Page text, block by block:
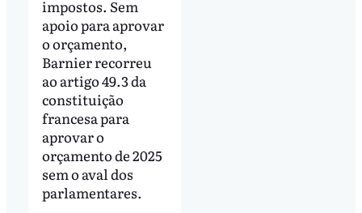
impostos. Sem
apoio para aprovar
o orçamento,
Barnier recorreu
ao artigo 49.3 da
constituição
francesa para
aprovar o
orçamento de 2025
sem o aval dos
parlamentares.